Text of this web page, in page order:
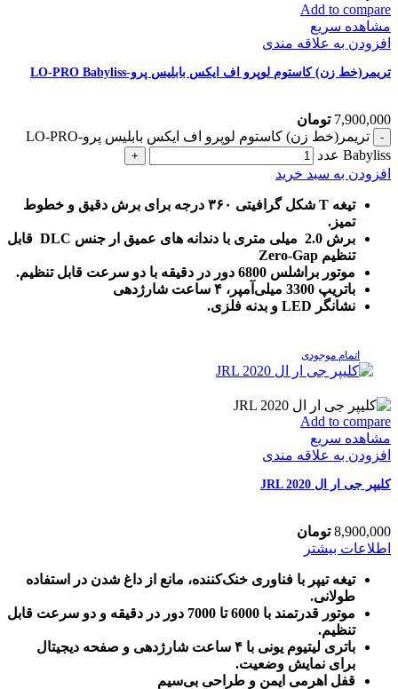
Add to compare
مشاهده سریع
افزودن به علاقه مندی
تریمر(خط زن) کاستوم لوپرو اف ایکس بابلیس پرو-LO-PRO Babyliss
7,900,000 تومان
تریمر(خط زن) کاستوم لوپرو اف ایکس بابلیس پرو-LO-PRO
Babyliss عدد
افزودن به سبد خرید
تیغه T شکل گرافیتی ۳۶۰ درجه برای برش دقیق و خطوط
تمیز.
برش 2.0 میلی متری با دندانه های عمیق ار جنس DLC قابل
تنظیم Zero-Gap
موتور براشلس 6800 دور در دقیقه با دو سرعت قابل تنظیم.
باتریپ 3300 میلی‌آمپر، ۴ ساعت شارژدهی
نشانگر LED و بدنه فلزی.
اتمام موجودی
Add to compare
مشاهده سریع
افزودن به علاقه مندی
کلیپر جی ار ال JRL 2020
8,900,000 تومان
اطلاعات بیشتر
تیغه تیپر با فناوری خنک‌کننده، مانع از داغ شدن در استفاده
طولانی.
موتور قدرتمند با 6000 تا 7000 دور در دقیقه و دو سرعت قابل
تنظیم.
باتری لیتیوم یونی با ۴ ساعت شارژدهی و صفحه دیجیتال
برای نمایش وضعیت.
قفل اهرمی ایمن و طراحی بی‌سیم